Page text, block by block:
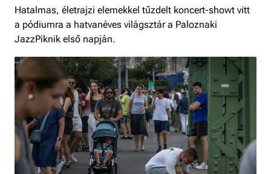
Hatalmas, életrajzi elemekkel tűzdelt koncert-showt vitt
a pódiumra a hatvanéves világsztár a Paloznaki
JazzPiknik első napján.